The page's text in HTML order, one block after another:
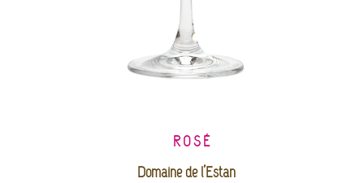
ROSÉ
Domaine de l’Estan